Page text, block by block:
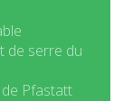
de serre du
Pfastatt